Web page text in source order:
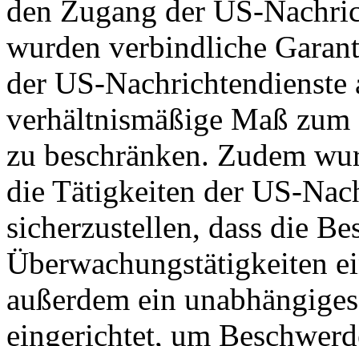
den Zugang der US-
wurden verbindliche
der US-
verhältnismäßige Maß
zu beschränken. Zudem
die Tätigkeiten der US-
sicherzustellen, dass die
Überwachungstätigkeiten
außerdem ein
eingerichtet, um